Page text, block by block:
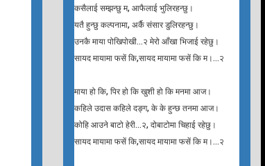
कसैलाई सम्झन्छु म, आफैलाई भुलिरहन्छु।
यतै हुन्छु कल्पनामा, अर्कै संसार डुलिरहन्छु।
उनकै माया पोखिपोखी…२ मेरो आँखा भिजाई रहेछु।
सायद मायामा फसें कि,सायद मायामा फसें कि म।…२
माया हो कि, पिर हो कि खुशी हो कि मनमा आज।
कहिले उदास कहिले दङ्ग, के के हुन्छ तनमा आज।
कोहि आउने बाटो हेरी…२, दोबाटोमा चिहाई रहेछु।
सायद मायामा फसें कि,सायद मायामा फसें कि म।…२